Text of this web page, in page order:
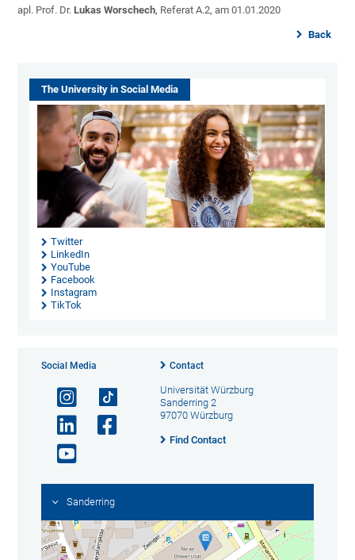
apl. Prof. Dr.Lukas Worschech, Referat A.2, am 01.01.2020
Back
The University in Social Media
Twitter
LinkedIn
YouTube
Facebook
Instagram
TikTok
Social Media Contact
Universität Würzburg
Sanderring 2
97070 Würzburg
Find Contact
Sanderring